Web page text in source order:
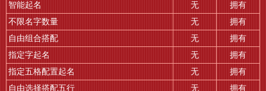
智能起名
无
拥有
不限名字数量
无
拥有
自由组合搭配
无
拥有
指定字起名
无
拥有
指定五格配置起名
无
拥有
自由选择搭配五行
无
拥有